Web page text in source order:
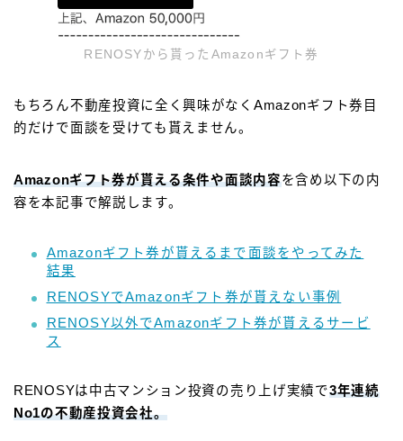
RENOSYから貰ったAmazonギフト券
もちろん不動産投資に全く興味がなくAmazonギフト券目
的だけで面談を受けても貰えません。
Amazonギフト券が貰える条件や面談内容を含め以下の内
容を本記事で解説します。
Amazonギフト券が貰えるまで面談をやってみた
結果
RENOSYでAmazonギフト券が貰えない事例
RENOSY以外でAmazonギフト券が貰えるサービ
ス
RENOSYは中古マンション投資の売り上げ実績で3年連続
No1の不動産投資会社。